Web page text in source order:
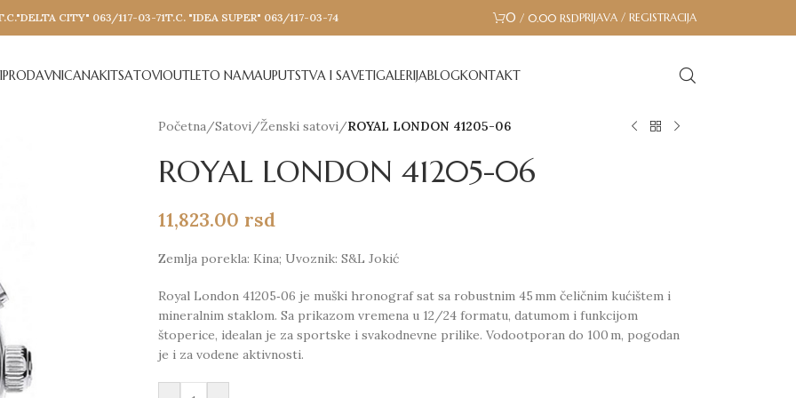
CITY" 063/117-03-71T.C. "IDEA SUPER" 063/117-03-74 0 / 0.00 RSDPRIJAVA / REGISTRACIJA
PRODAVNICANAKITSATOVIOUTLETO NAMAUPUTSTVA I SAVETIGALERIJABLOGKONTAKT
Početna/Satovi/Ženski satovi/ROYAL LONDON 41205-06
ROYAL LONDON 41205-06
11,823.00 rsd
Zemlja porekla: Kina; Uvoznik: S&L Jokić
Royal London 41205‑06 je muški hronograf sat sa robustnim 45 mm čeličnim kućištem i
mineralnim staklom. Sa prikazom vremena u 12/24 formatu, datumom i funkcijom
štoperice, idealan je za sportske i svakodnevne prilike. Vodootporan do 100 m, pogodan
je i za vodene aktivnosti.